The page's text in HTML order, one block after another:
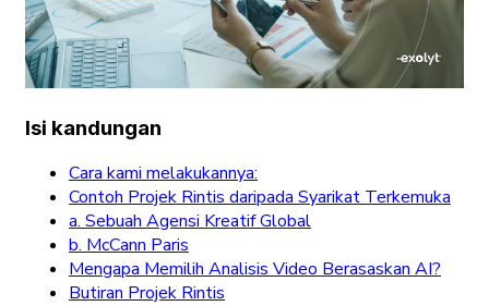
Isi kandungan
Cara kami melakukannya:
Contoh Projek Rintis daripada Syarikat Terkemuka
a. Sebuah Agensi Kreatif Global
b. McCann Paris
Mengapa Memilih Analisis Video Berasaskan AI?
Butiran Projek Rintis